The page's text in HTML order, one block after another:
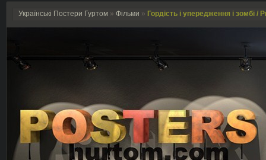
Українські Постери Гуртом » Фільми » Гордість і упередження і зомбі